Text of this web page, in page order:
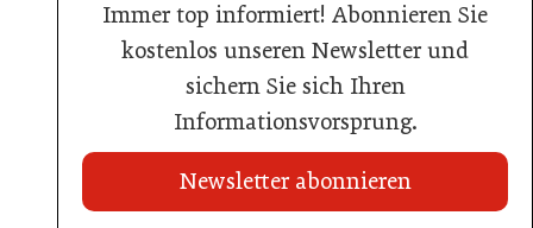
Immer top informiert! Abonnieren Sie
kostenlos unseren Newsletter und
sichern Sie sich Ihren
Informationsvorsprung.
Newsletter abonnieren